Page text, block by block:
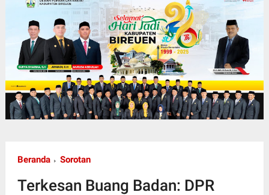
Beranda Sorotan
Terkesan Buang Badan: DPR